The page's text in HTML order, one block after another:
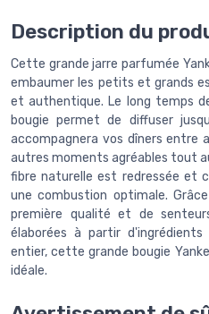
Description du
Cette grande jarre parfumée
embaumer les petits et grands
et authentique. Le long temps
bougie permet de diffuser
accompagnera vos dîners entre
autres moments agréables tout
fibre naturelle est redressée et
une combustion optimale.
première qualité et de
élaborées à partir
entier, cette grande bougie
idéale.